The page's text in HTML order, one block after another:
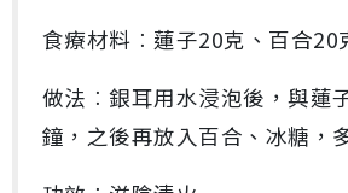
食療材料︰蓮子20克、百合20
做法︰銀耳用水浸泡後，與蓮
鐘，之後再放入百合、冰糖，